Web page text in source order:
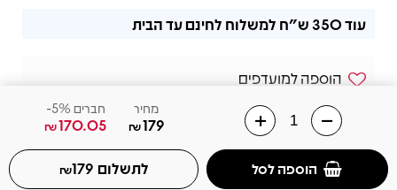
מחיר
179
₪
חברים 5%-
170.05
₪
הוספה לסל לתשלום 179
₪
עוד350 ש"ח למשלוח לחינם עד הבית
הוספה למועדפים
שלחו הודעה בוואצאפ
02-6568831
602478364242